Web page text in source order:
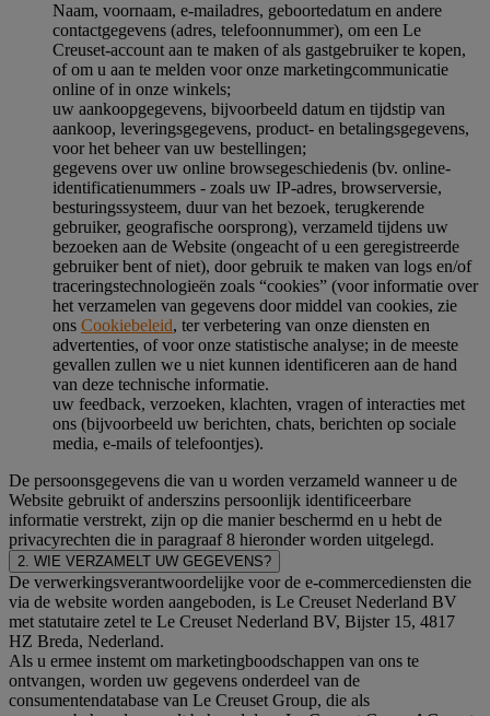
Naam, voornaam, e-mailadres, geboortedatum en andere
contactgegevens (adres, telefoonnummer), om een Le
Creuset-account aan te maken of als gastgebruiker te kopen,
of om u aan te melden voor onze marketingcommunicatie
online of in onze winkels;
uw aankoopgegevens, bijvoorbeeld datum en tijdstip van
aankoop, leveringsgegevens, product- en betalingsgegevens,
voor het beheer van uw bestellingen;
gegevens over uw online browsegeschiedenis (bv. online-
identificatienummers - zoals uw IP-adres, browserversie,
besturingssysteem, duur van het bezoek, terugkerende
gebruiker, geografische oorsprong), verzameld tijdens uw
bezoeken aan de Website (ongeacht of u een geregistreerde
gebruiker bent of niet), door gebruik te maken van logs en/of
traceringstechnologieën zoals “cookies” (voor informatie over
het verzamelen van gegevens door middel van cookies, zie
ons Cookiebeleid, ter verbetering van onze diensten en
advertenties, of voor onze statistische analyse; in de meeste
gevallen zullen we u niet kunnen identificeren aan de hand
van deze technische informatie.
uw feedback, verzoeken, klachten, vragen of interacties met
ons (bijvoorbeeld uw berichten, chats, berichten op sociale
media, e-mails of telefoontjes).
De persoonsgegevens die van u worden verzameld wanneer u de
Website gebruikt of anderszins persoonlijk identificeerbare
informatie verstrekt, zijn op die manier beschermd en u hebt de
privacyrechten die in paragraaf 8 hieronder worden uitgelegd.
2. WIE VERZAMELT UW GEGEVENS?
De verwerkingsverantwoordelijke voor de e-commercediensten die
via de website worden aangeboden, is Le Creuset Nederland BV
met statutaire zetel te Le Creuset Nederland BV, Bijster 15, 4817
HZ Breda, Nederland.
Als u ermee instemt om marketingboodschappen van ons te
ontvangen, worden uw gegevens onderdeel van de
consumentendatabase van Le Creuset Group, die als